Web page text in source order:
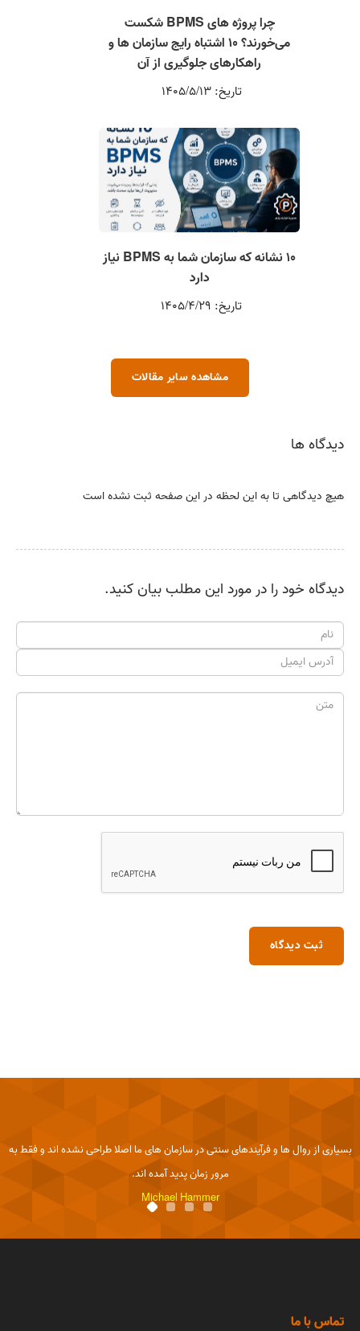
چرا پروژه های BPMS شکست
می‌خورند؟ ۱۰ اشتباه رایج سازمان ها و
راهکارهای جلوگیری از آن
تاریخ: 1405/5/13
۱۰ نشانه که سازمان شما به BPMS نیاز
دارد
تاریخ: 1405/4/29
مشاهده سایر مقالات
دیدگاه ها
هیچ دیدگاهی تا به این لحظه در این صفحه ثبت نشده است
دیدگاه خود را در مورد این مطلب بیان کنید.
ثبت دیدگاه
برای موفقیت در مهندسی مجدد فرآیندها، شما در سازمان خود باید یک مروج، یک شخص
با انگیزه و یک ساختار شکن باشید.
بسیاری از روال ها و فرآیندهای سنتی در سازمان های ما اصلا طراحی نشده اند و فقط به
مرور زمان پدید آمده اند.
Michael Hammer
به جای استفاده از فرآیندهای منسوخ و قدیمی در سیستم های نرم افزاری روز، باید ابتدا
تماس با ما